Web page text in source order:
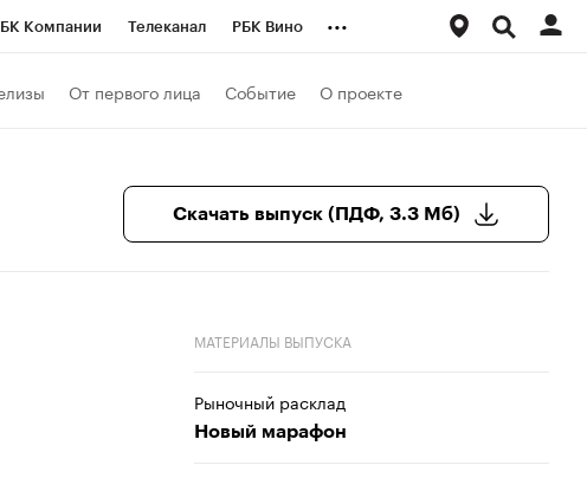
Компании Телеканал РБК Вино
Бизнес
...
От первого лица Событие О проекте
Скачать выпуск (ПДФ, 3.3 Мб)
МАТЕРИАЛЫ ВЫПУСКА
Рыночный расклад
Новый марафон